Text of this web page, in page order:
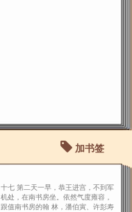
加书签
十七 第二天一早，恭王进宫，不到军
机处，在南书房坐。依然气度雍容，
跟值南书房的翰 林，潘伯寅、许彭寿